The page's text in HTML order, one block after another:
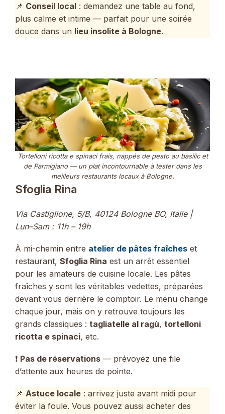
📌 Conseil local : demandez une table au fond,
plus calme et intime — parfait pour une soirée
douce dans un lieu insolite à Bologne.
Tortelloni ricotta e spinaci frais, nappés de pesto au basilic et
de Parmigiano — un plat incontournable à tester dans les
meilleurs restaurants locaux à Bologne.
Sfoglia Rina
Via Castiglione, 5/B, 40124 Bologne BO, Italie |
Lun–Sam : 11h – 19h
À mi-chemin entre atelier de pâtes fraîches et
restaurant, Sfoglia Rina est un arrêt essentiel
pour les amateurs de cuisine locale. Les pâtes
fraîches y sont les véritables vedettes, préparées
devant vous derrière le comptoir. Le menu change
chaque jour, mais on y retrouve toujours les
grands classiques : tagliatelle al ragù, tortelloni
ricotta e spinaci, etc.
❗ Pas de réservations — prévoyez une file
d’attente aux heures de pointe.
📌 Astuce locale : arrivez juste avant midi pour
éviter la foule. Vous pouvez aussi acheter des